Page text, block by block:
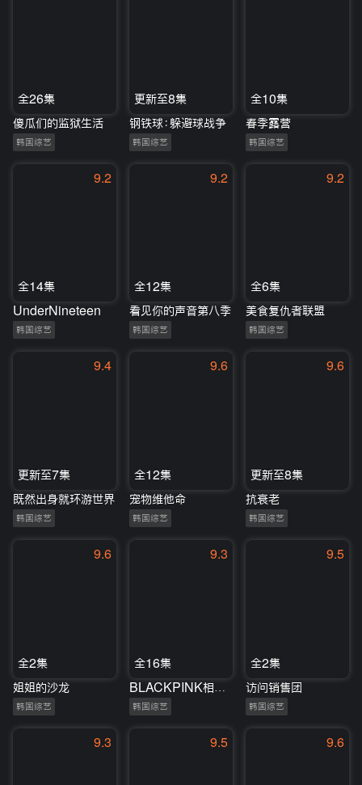
全26集
傻瓜们的监狱生活
韩国综艺
更新至8集
钢铁球：躲避球战争
韩国综艺
全10集
春季露营
韩国综艺
9.2
全14集
UnderNineteen
韩国综艺
9.2
全12集
看见你的声音第八季
韩国综艺
9.2
全6集
美食复仇者联盟
韩国综艺
9.4
更新至7集
既然出身就环游世界
韩国综艺
9.6
全12集
宠物维他命
韩国综艺
9.6
更新至8集
抗衰老
韩国综艺
9.6
全2集
姐姐的沙龙
韩国综艺
9.3
全16集
韩国综艺
9.5
全2集
访问销售团
韩国综艺
9.3 9.5 9.6